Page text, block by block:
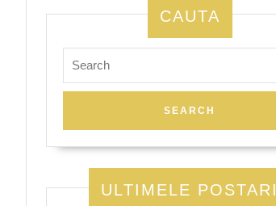
CAUTA
for:
ULTIMELE POSTARI